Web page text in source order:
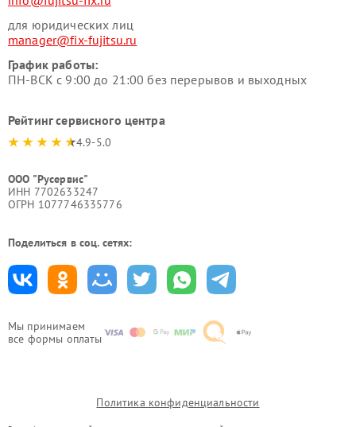
Мы принимаем
все формы оплаты
для юридических лиц
manager@fix-fujitsu.ru
График работы:
ПН-ВСК с 9:00 до 21:00 без перерывов и выходных
Рейтинг сервисного центра
4.9-5.0
ООО "Русервис"
ИНН 7702633247
ОГРН 1077746335776
Поделиться в соц. сетях:
Политика конфиденциальности